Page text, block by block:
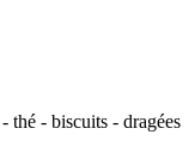
thé - biscuits - dragées